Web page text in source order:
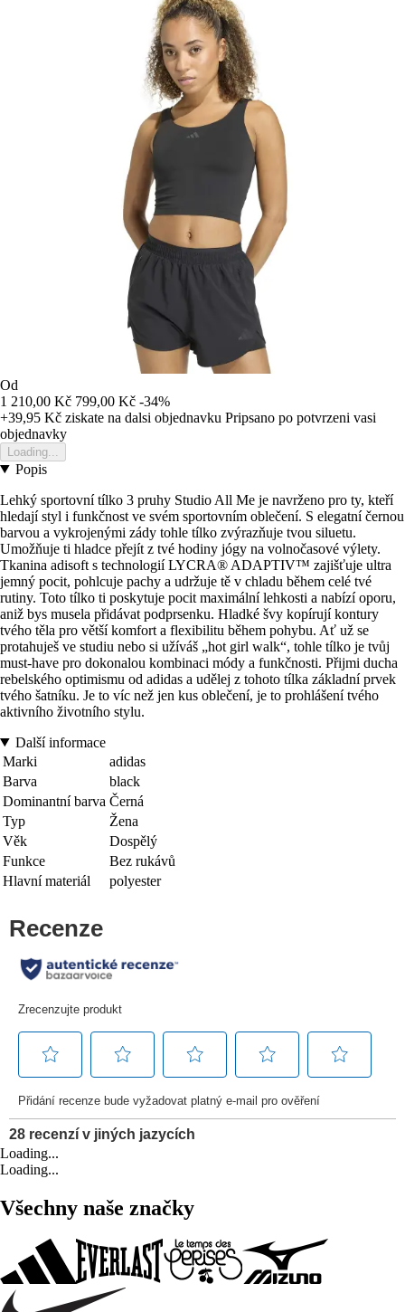
Od
1 210,00 Kč 799,00 Kč -34%
+39,95 Kč ziskate na dalsi objednavku Pripsano po potvrzeni vasi
objednavky
Loading...
Popis
Lehký sportovní tílko 3 pruhy Studio All Me je navrženo pro ty, kteří
hledají styl i funkčnost ve svém sportovním oblečení. S elegatní černou
barvou a vykrojenými zády tohle tílko zvýrazňuje tvou siluetu.
Umožňuje ti hladce přejít z tvé hodiny jógy na volnočasové výlety.
Tkanina adisoft s technologií LYCRA® ADAPTIV™ zajišťuje ultra
jemný pocit, pohlcuje pachy a udržuje tě v chladu během celé tvé
rutiny. Toto tílko ti poskytuje pocit maximální lehkosti a nabízí oporu,
aniž bys musela přidávat podprsenku. Hladké švy kopírují kontury
tvého těla pro větší komfort a flexibilitu během pohybu. Ať už se
protahuješ ve studiu nebo si užíváš „hot girl walk“, tohle tílko je tvůj
must-have pro dokonalou kombinaci módy a funkčnosti. Přijmi ducha
rebelského optimismu od adidas a udělej z tohoto tílka základní prvek
tvého šatníku. Je to víc než jen kus oblečení, je to prohlášení tvého
aktivního životního stylu.
Další informace
Marki
adidas
Barva
black
Dominantní barva Černá
Typ
Žena
Věk
Dospělý
Funkce
Bez rukávů
Hlavní materiál
polyester
Loading...
Loading...
Všechny naše značky